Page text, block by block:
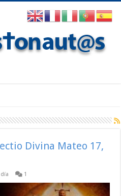
Divina Mateo 17,
1